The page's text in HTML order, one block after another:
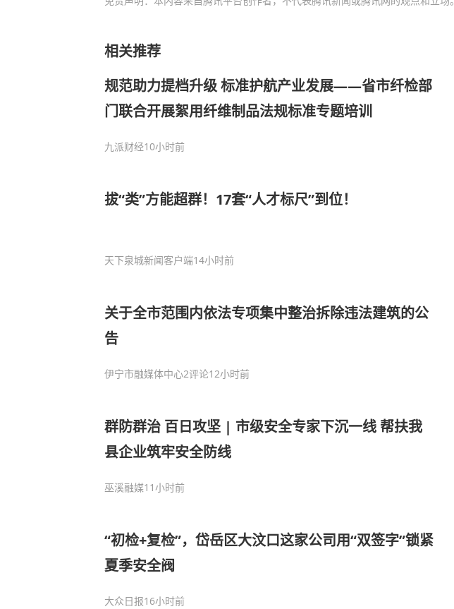
相关推荐
规范助力提档升级 标准护航产业发展——省市纤检部
门联合开展絮用纤维制品法规标准专题培训
九派财经10小时前
拔“类”方能超群！17套“人才标尺”到位！
天下泉城新闻客户端14小时前
关于全市范围内依法专项集中整治拆除违法建筑的公
告
伊宁市融媒体中心2评论12小时前
群防群治 百日攻坚 | 市级安全专家下沉一线 帮扶我
县企业筑牢安全防线
巫溪融媒11小时前
“初检+复检”，岱岳区大汶口这家公司用“双签字”锁紧
夏季安全阀
大众日报16小时前